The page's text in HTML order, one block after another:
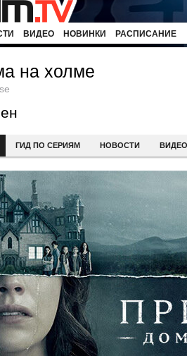
ВИДЕО НОВИНКИ РАСПИСАНИЕ
на холме
ГИД ПО СЕРИЯМ НОВОСТИ ВИДЕО